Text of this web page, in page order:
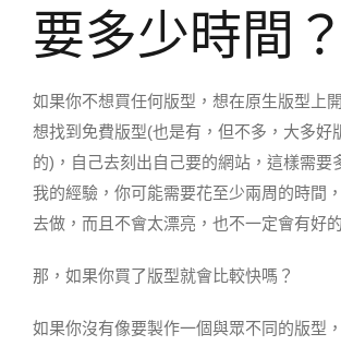
要多少時間？
如果你不想買任何版型，想在原生版型上
想找到免費版型(也是有，但不多，大多好
的)，自己去刻出自己要的網站，這樣需要
我的經驗，你可能需要花至少兩周的時間
去做，而且不會太漂亮，也不一定會有好的
那，如果你買了版型就會比較快嗎？
如果你沒有像要製作一個與眾不同的版型